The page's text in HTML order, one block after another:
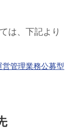
は、下記より
管理業務公募型